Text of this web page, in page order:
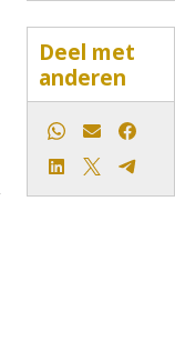
Deel met
anderen
Whatsapp
E-mail
LinkedIn
X